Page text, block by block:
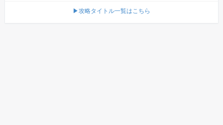
▶攻略タイトル一覧はこちら